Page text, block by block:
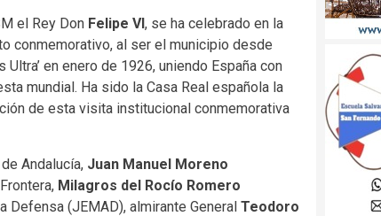
el Rey Don Felipe VI, se ha celebrado en la
conmemorativo, al ser el municipio desde
en enero de 1926, uniendo España con
mundial. Ha sido la Casa Real española la
de esta visita institucional conmemorativa
Andalucía, Juan Manuel Moreno
Milagros del Rocío Romero
Defensa (JEMAD), almirante General Teodoro